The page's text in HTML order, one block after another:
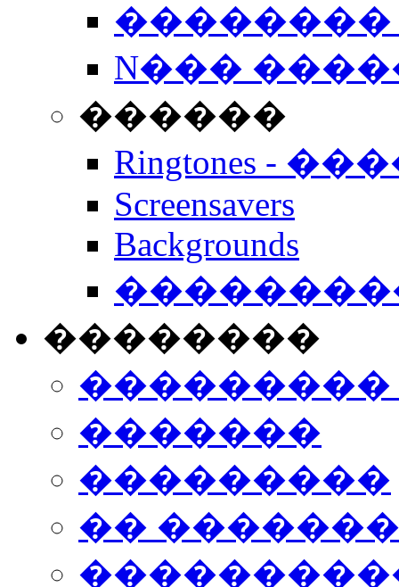
��������
N���
������
Ringtones -
Screensavers
Backgrounds
��������
���������
�������
���������
��